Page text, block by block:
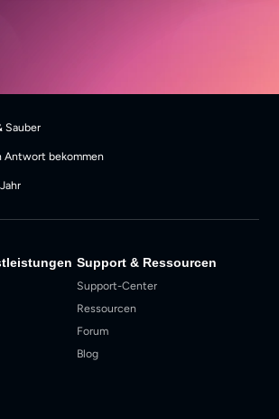
Sauber
Antwort bekommen
Support & Ressourcen
Support-Center
Ressourcen
Forum
Blog